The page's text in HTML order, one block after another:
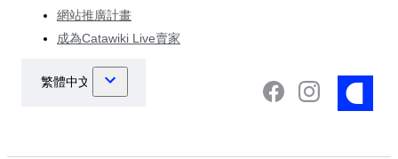
網站推廣計畫
成為Catawiki Live賣家